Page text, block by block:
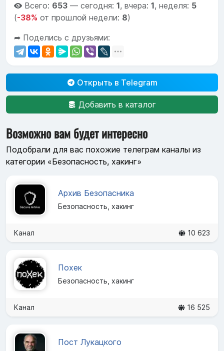
Всего: 653 — сегодня: 1, вчера: 1, неделя: 5
(-38% от прошлой недели: 8)
➦ Поделись с друзьями:
Открыть в Telegram
Добавить в каталог
Возможно вам будет интересно
Подобрали для вас похожие телеграм каналы из
категории «Безопасность, хакинг»
Архив Безопасника
Безопасность, хакинг
Канал 10 623
Похек
Безопасность, хакинг
Канал 16 525
Пост Лукацкого